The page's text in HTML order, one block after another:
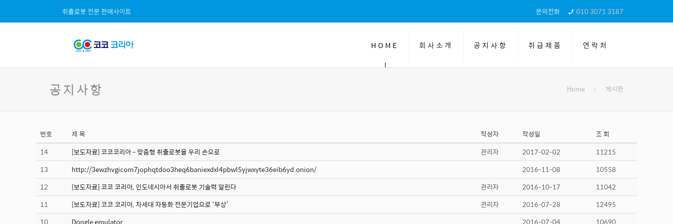
취출로봇 전문 판매사이트 문의전화 010 3071 3187
HOME 회사소개 공지사항 취급제품 연락처
공지사항 Home 게시판
번호 제 목 작성자 작성일
조 회
14
[보도자료] 코코코리아 - 맞춤형 취출로봇을 우리 손으로 관리자 2017-02-02
11215
13
http://3ewzhvgicom7jophqtdoo3heq6baniexdxl4pbwl5yjwxyte36eib6yd.onion/ 2016-11-08
10558
12
[보도자료] 코코 코리아, 인도네시아서 취출로봇 기술력 알린다 관리자 2016-10-17
11042
11
[보도자료] 코코 코리아, 차세대 자동화 전문기업으로 ‘부상’ 관리자 2016-07-28
12495
10
Dongle emulator 2016-07-04 10690